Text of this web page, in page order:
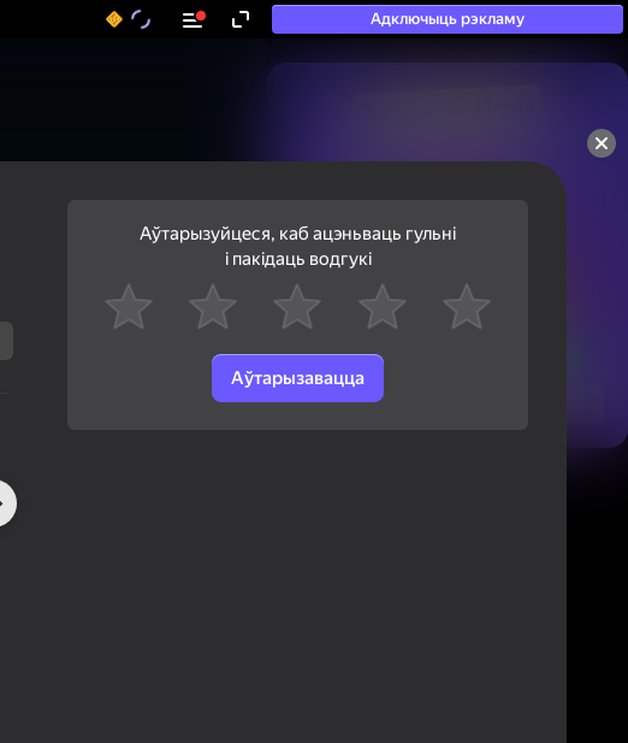
Адключыць рэкламу
50+ тап-гульняў, у якія
гуляюць нават тыя, хто
Аўтарызуйцеся, каб ацэньваць гульні
і пакідаць водгукі
Аўтарызавацца